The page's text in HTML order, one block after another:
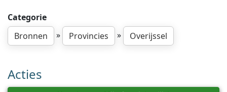
Categorie
Bronnen
» Provincies » Overijssel
Acties